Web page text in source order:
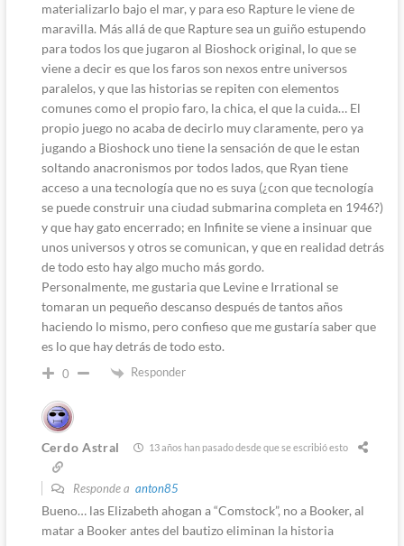
materializarlo bajo el mar, y para eso Rapture le viene de
maravilla. Más allá de que Rapture sea un guiño estupendo
para todos los que jugaron al Bioshock original, lo que se
viene a decir es que los faros son nexos entre universos
paralelos, y que las historias se repiten con elementos
comunes como el propio faro, la chica, el que la cuida… El
propio juego no acaba de decirlo muy claramente, pero ya
jugando a Bioshock uno tiene la sensación de que le estan
soltando anacronismos por todos lados, que Ryan tiene
acceso a una tecnología que no es suya (¿con que tecnología
se puede construir una ciudad submarina completa en 1946?)
y que hay gato encerrado; en Infinite se viene a insinuar que
unos universos y otros se comunican, y que en realidad detrás
de todo esto hay algo mucho más gordo.
Personalmente, me gustaria que Levine e Irrational se
tomaran un pequeño descanso después de tantos años
haciendo lo mismo, pero confieso que me gustaría saber que
es lo que hay detrás de todo esto.
0 Responder
Cerdo Astral 13 años han pasado desde que se escribió esto
Responde a anton85
Bueno… las Elizabeth ahogan a “Comstock”, no a Booker, al
matar a Booker antes del bautizo eliminan la historia